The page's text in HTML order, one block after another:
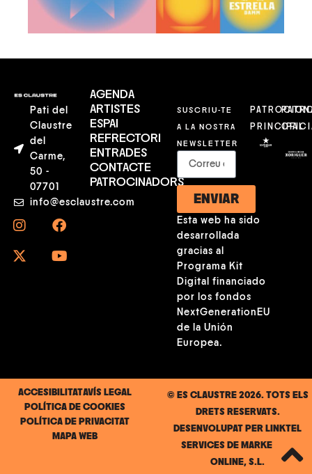
Pati del
Claustre
del
Carme,
50 -
07701
info@esclaustre.com
AGENDA
ARTISTES
ESPAI
REFRECTORI
ENTRADES
CONTACTE
PATROCINADORS
SUSCRIU-TE
A LA NOSTRA
NEWSLETTER
ENVIAR
Esta web ha sido
desarrollada
gracias al
Programa Kit
Digital financiado
por los fondos
NextGenerationEU
de la Unión
Europea.
PRINCIPAL
© ES CLAUSTRE 2026. TOTS ELS
DRETS RESERVATS.
DESENVOLUPAT PER LINKTEL
SERVICES DE MARKETING
ONLINE, S.L.
ACCESIBILITATAVÍS LEGAL
POLÍTICA DE COOKIES
POLÍTICA DE PRIVACITAT
MAPA WEB